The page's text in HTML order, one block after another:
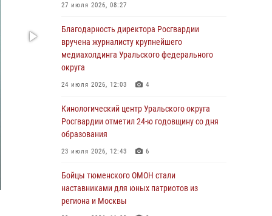
области» в рамках акции «Храним огонь
06 августа 2026, 04:41 3
Росгвардейцы в Тюменской области почтили
Яковлева
05 августа 2026, 11:03 4
В Тюмени офицер Росгвардии в радиоэфире
владения оружием
05 августа 2026, 09:56 2
Военнослужащие Росгвардии сбили дрон-
27 июля 2026, 08:27
Благодарность директора Росгвардии
вручена журналисту крупнейшего
медиахолдинга Уральского федерального
округа
24 июля 2026, 12:03 4
Кинологический центр Уральского округа
Росгвардии отметил 24-ю годовщину со дня
образования
23 июля 2026, 12:43 6
Бойцы тюменского ОМОН стали
наставниками для юных патриотов из
региона и Москвы